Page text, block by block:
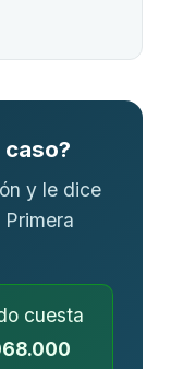
y le dice
cuesta